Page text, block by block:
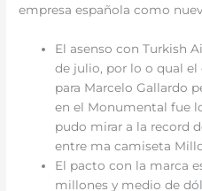
empresa española como
El asenso con Turkish
de julio, por lo o qual
para Marcelo Gallardo
en el Monumental fue
pudo mirar a la record
entre ma camiseta
El pacto con la marca
millones y medio de